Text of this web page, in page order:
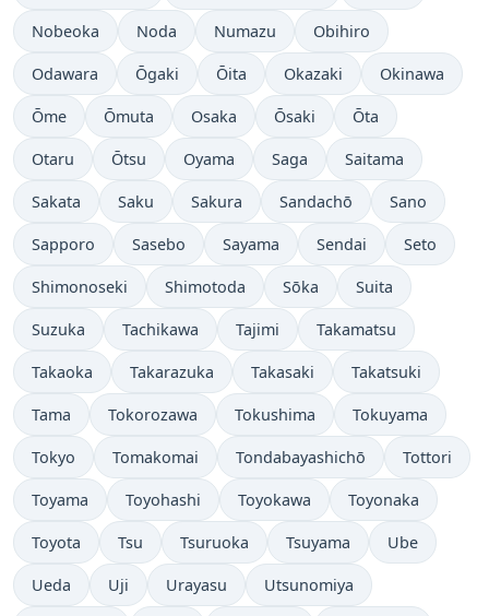
Nobeoka Noda Numazu Obihiro
Odawara Ōgaki Ōita Okazaki Okinawa
Ōme Ōmuta Osaka Ōsaki Ōta
Otaru Ōtsu Oyama Saga Saitama
Sakata Saku Sakura Sandachō Sano
Sapporo Sasebo Sayama Sendai Seto
Shimonoseki Shimotoda Sōka Suita
Suzuka Tachikawa Tajimi Takamatsu
Takaoka Takarazuka Takasaki Takatsuki
Tama Tokorozawa Tokushima Tokuyama
Tokyo Tomakomai Tondabayashichō Tottori
Toyama Toyohashi Toyokawa Toyonaka
Toyota Tsu Tsuruoka Tsuyama Ube
Ueda Uji Urayasu Utsunomiya